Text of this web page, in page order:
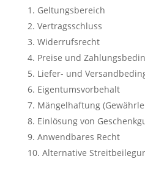
Geltungsbereich
Vertragsschluss
Widerrufsrecht
Preise und
Liefer- und
Eigentumsvorbehalt
Mängelhaftung
Einlösung von
Anwendbares Recht
Alternative